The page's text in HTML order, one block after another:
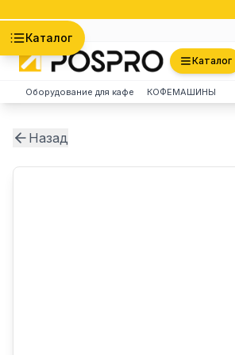
Каталог
Каталог
Оборудование для кафе КОФЕМАШИНЫ
Назад